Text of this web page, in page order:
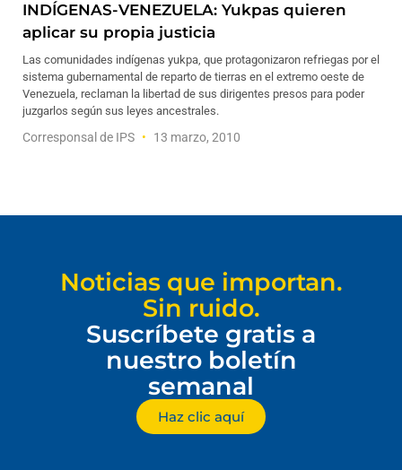
INDÍGENAS-VENEZUELA: Yukpas quieren
aplicar su propia justicia
Las comunidades indígenas yukpa, que protagonizaron refriegas por el
sistema gubernamental de reparto de tierras en el extremo oeste de
Venezuela, reclaman la libertad de sus dirigentes presos para poder
juzgarlos según sus leyes ancestrales.
Corresponsal de IPS 13 marzo, 2010
Noticias que importan.
Sin ruido.
Suscríbete gratis a
nuestro boletín
semanal
Haz clic aquí